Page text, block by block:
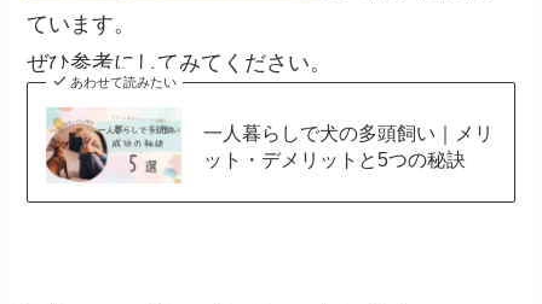
ています。
ぜひ参考にしてみてください。
あわせて読みたい
一人暮らしで犬の多頭飼い｜メリ
ット・デメリットと5つの秘訣